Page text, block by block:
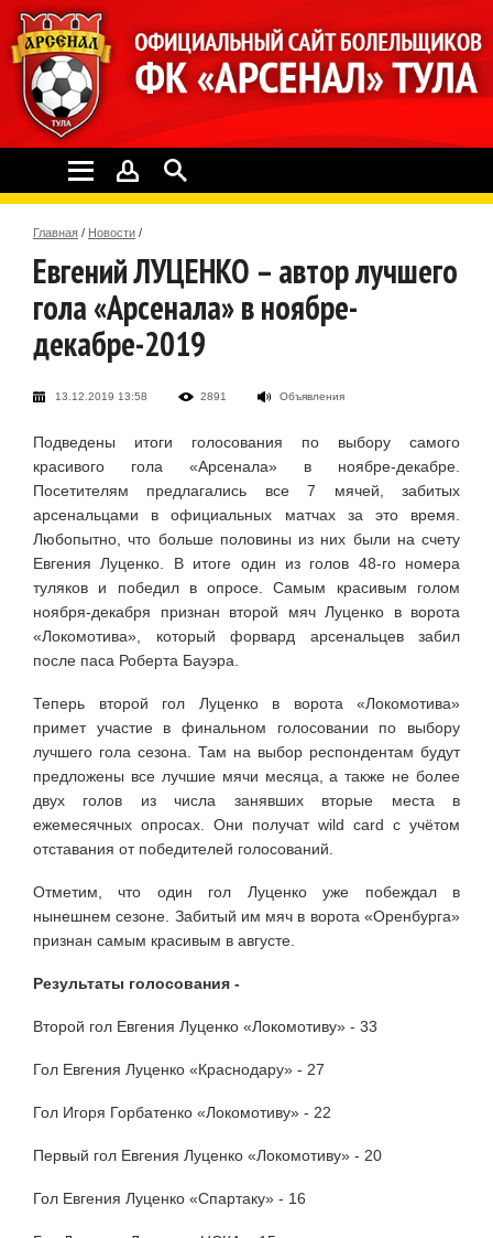
Главная / Новости /
Евгений ЛУЦЕНКО – автор лучшего
гола «Арсенала» в ноябре-
декабре-2019
13.12.2019 13:58 2891 Объявления
Подведены итоги голосования по выбору самого
красивого гола «Арсенала» в ноябре-декабре.
Посетителям предлагались все 7 мячей, забитых
арсенальцами в официальных матчах за это время.
Любопытно, что больше половины из них были на счету
Евгения Луценко. В итоге один из голов 48-го номера
туляков и победил в опросе. Самым красивым голом
ноября-декабря признан второй мяч Луценко в ворота
«Локомотива», который форвард арсенальцев забил
после паса Роберта Бауэра.
Теперь второй гол Луценко в ворота «Локомотива»
примет участие в финальном голосовании по выбору
лучшего гола сезона. Там на выбор респондентам будут
предложены все лучшие мячи месяца, а также не более
двух голов из числа занявших вторые места в
ежемесячных опросах. Они получат wild card с учётом
отставания от победителей голосований.
Отметим, что один гол Луценко уже побеждал в
нынешнем сезоне. Забитый им мяч в ворота «Оренбурга»
признан самым красивым в августе.
Результаты голосования -
Второй гол Евгения Луценко «Локомотиву» - 33
Гол Евгения Луценко «Краснодару» - 27
Гол Игоря Горбатенко «Локомотиву» - 22
Первый гол Евгения Луценко «Локомотиву» - 20
Гол Евгения Луценко «Спартаку» - 16